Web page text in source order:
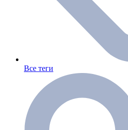
Все теги